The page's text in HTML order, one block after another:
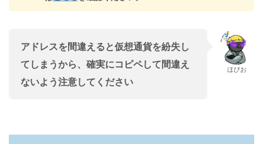
アドレスを間違えると仮想通貨を紛失し
てしまうから、確実にコピペして間違え
ないよう注意してください
ほびお